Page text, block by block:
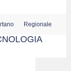
Regionale